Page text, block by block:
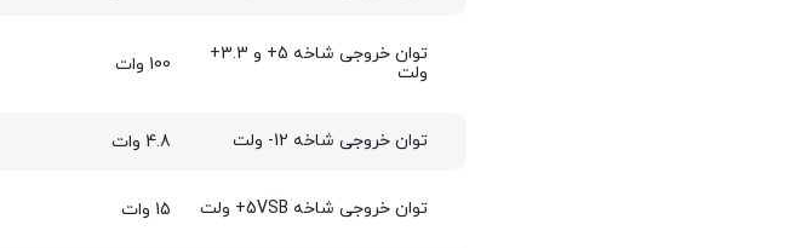
توان خروجی شاخه 5+ و 3.3+
ولت
100 وات
توان خروجی شاخه 12- ولت 4.8 وات
توان خروجی شاخه 5VSB+ ولت 15 وات